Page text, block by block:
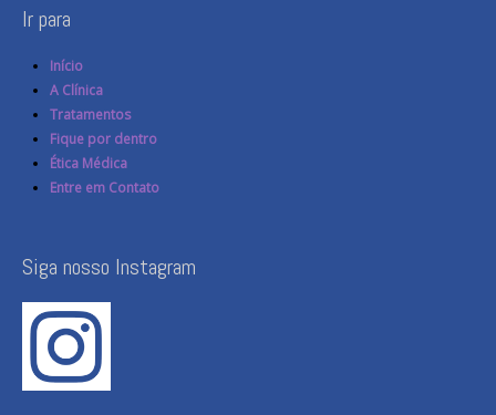
Ir para
Início
A Clínica
Tratamentos
Fique por dentro
Ética Médica
Entre em Contato
Siga nosso Instagram